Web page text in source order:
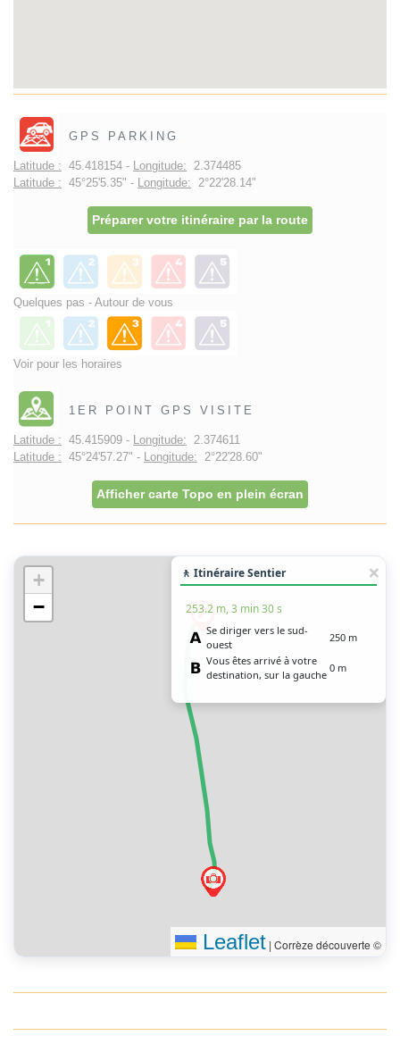
GPS PARKING
Latitude : 45.418154 - Longitude: 2.374485
Latitude : 45°25'5.35" - Longitude: 2°22'28.14"
Préparer votre itinéraire par la route
Quelques pas - Autour de vous
Voir pour les horaires
1ER POINT GPS VISITE
Latitude : 45.415909 - Longitude: 2.374611
Latitude : 45°24'57.27" - Longitude: 2°22'28.60"
Afficher carte Topo en plein écran
+
−
🚶 Itinéraire Sentier
253.2 m, 3 min 30 s
Se diriger vers le sud-
ouest
250 m
Vous êtes arrivé à votre
destination, sur la gauche
0 m
Leaflet | Corrèze découverte ©